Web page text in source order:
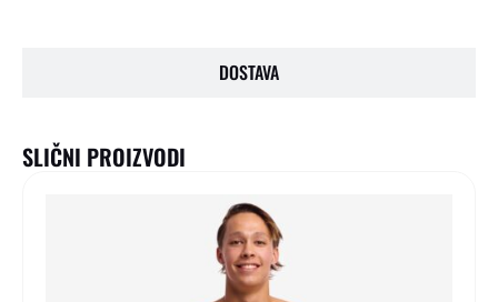
DOSTAVA
SLIČNI PROIZVODI